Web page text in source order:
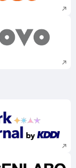
新規ウィンドウで
新規ウィンドウで